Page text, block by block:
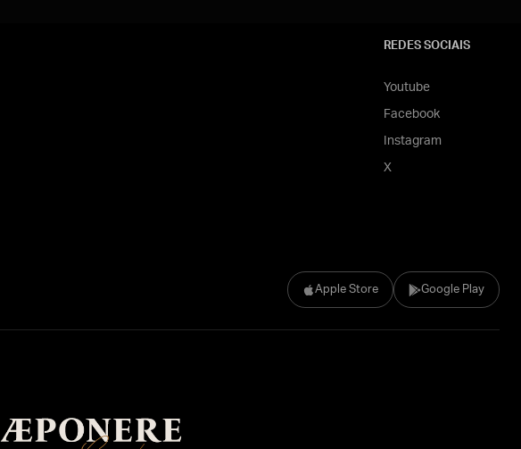
Apple Store Google Play
REDES SOCIAIS
Youtube
Facebook
Instagram
X